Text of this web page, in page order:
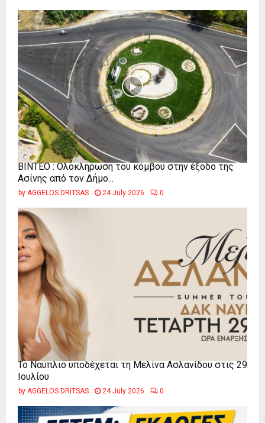
ΒΙΝΤΕΟ : Ολοκλήρωση του κόμβου στην έξοδο της
Ασίνης από τον Δήμο...
by AGGELOS DRITSAS 24 July 2026 0
Το Ναύπλιο υποδέχεται τη Μελίνα Ασλανίδου στις 29
Ιουλίου
by AGGELOS DRITSAS 24 July 2026 0